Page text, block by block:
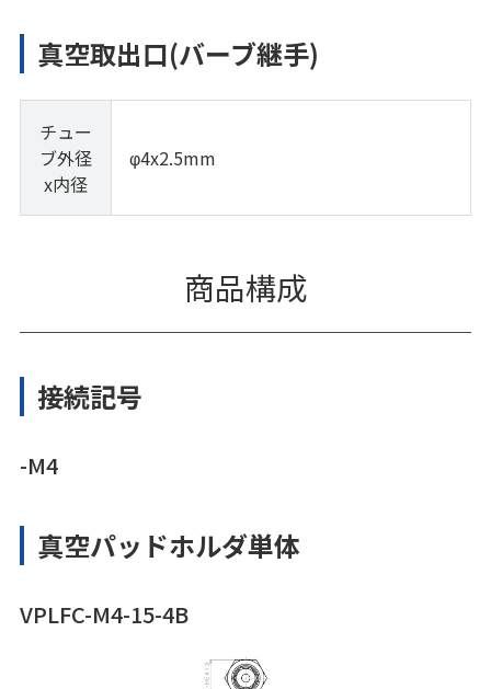
真空取出口(バーブ継手)
チュー
ブ外径
x内径
φ4x2.5mm
商品構成
接続記号
-M4
真空パッドホルダ単体
VPLFC-M4-15-4B